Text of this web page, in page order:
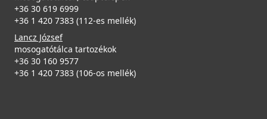
ELLECI - Csaptelep Volta G43 - Kifutó termék!
MGKVTA43
79 890 Ft
Mosogatószer-adagoló Ø35 Inox
+36 30 619 6999
+36 1 420 7383 (112-es mellék)
Lancz József
mosogatótálca tartozékok
+36 30 160 9577
+36 1 420 7383 (106-os mellék)